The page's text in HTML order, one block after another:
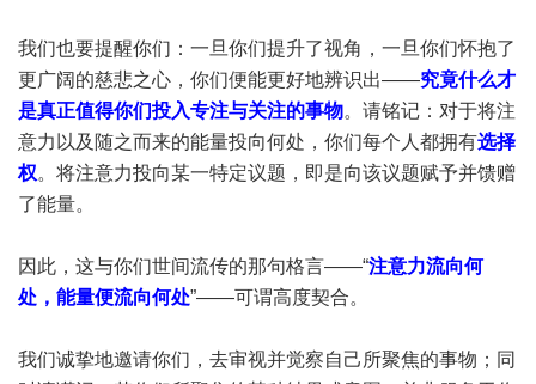
我们也要提醒你们：一旦你们提升了视角，一旦你们怀抱了
更广阔的慈悲之心，你们便能更好地辨识出——究竟什么才
是真正值得你们投入专注与关注的事物。请铭记：对于将注
意力以及随之而来的能量投向何处，你们每个人都拥有选择
权。将注意力投向某一特定议题，即是向该议题赋予并馈赠
了能量。
因此，这与你们世间流传的那句格言——“注意力流向何
处，能量便流向何处”——可谓高度契合。
我们诚挚地邀请你们，去审视并觉察自己所聚焦的事物；同